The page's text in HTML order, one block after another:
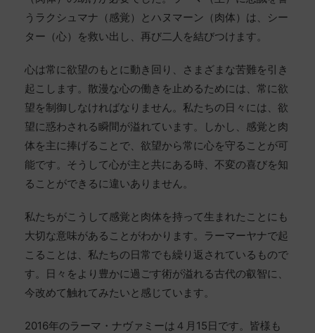
うラクシュマナ（感覚）とハヌマーン（肉体）は、シー
ター（心）を救い出し、再び二人を結びつけます。
心は常に欲望のもとに動き回り、さまざまな苦難を引き
起こします。散漫な心の働きを止めるためには、常に欲
望を制御しなければなりません。私たちの日々には、欲
望に惑わされる瞬間が溢れています。しかし、感覚と肉
体を主に捧げることで、欲望から常に心を守ることが可
能です。そうして心が主と共にある時、不変の喜びを知
ることができるに違いありません。
私たちがこうして感覚と肉体を持って生まれたことにも
大切な意味があることがわかります。ラーマーヤナで起
こることは、私たちの日常でも繰り返されているもので
す。日々をより豊かに過ごす術が溢れる古代の叡智に、
今改めて触れてみたいと感じています。
2016年のラーマ・ナヴァミーは４月15日です。皆様も